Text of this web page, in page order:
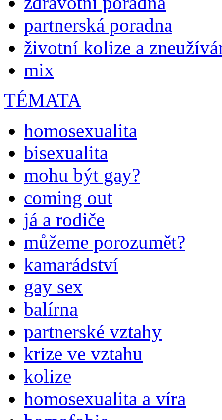
partnerská poradna
životní kolize a
mix
TÉMATA
homosexualita
bisexualita
mohu být gay?
coming out
já a rodiče
můžeme porozumět?
kamarádství
gay sex
balírna
partnerské vztahy
krize ve vztahu
kolize
homosexualita a víra